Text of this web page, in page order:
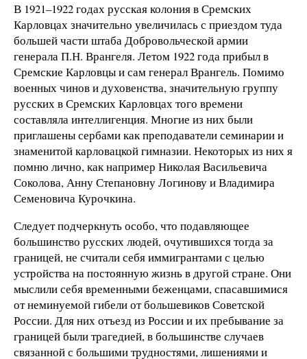
В 1921–1922 годах русская колония в Сремских
Карловцах значительно увеличилась с приездом туда
большей части штаба Добровольческой армии
генерала П.Н. Врангеля. Летом 1922 года прибыл в
Сремские Карловцы и сам генерал Врангель. Помимо
военных чинов и духовенства, значительную группу
русских в Сремских Карловцах того времени
составляла интеллигенция. Многие из них были
приглашены сербами как преподаватели семинарии и
знаменитой карловацкой гимназии. Некоторых из них я
помню лично, как например Николая Васильевича
Соколова, Анну Степановну Логинову и Владимира
Семеновича Курочкина.
Следует подчеркнуть особо, что подавляющее
большинство русских людей, очутившихся тогда за
границей, не считали себя иммигрантами с целью
устройства на постоянную жизнь в другой стране. Они
мыслили себя временными беженцами, спасавшимися
от неминуемой гибели от большевиков Советской
России. Для них отъезд из России и их пребывание за
границей были трагедией, в большинстве случаев
связанной с большими трудностями, лишениями и